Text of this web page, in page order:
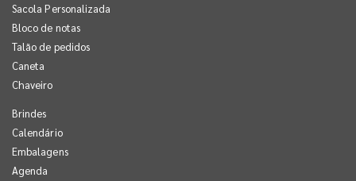
Sacola Personalizada
Bloco de notas
Talão de pedidos
Caneta
Chaveiro
Brindes
Calendário
Embalagens
Agenda